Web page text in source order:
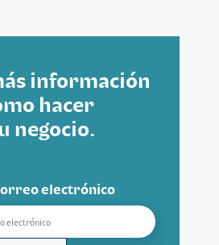
información
hacer
negocio.
electrónico